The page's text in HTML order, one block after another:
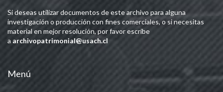
Si deseas utilizar documentos de este archivo para alguna
investigación o producción con fines comerciales, o si necesitas
material en mejor resolución, por favor escribe
a archivopatrimonial@usach.cl
Menú